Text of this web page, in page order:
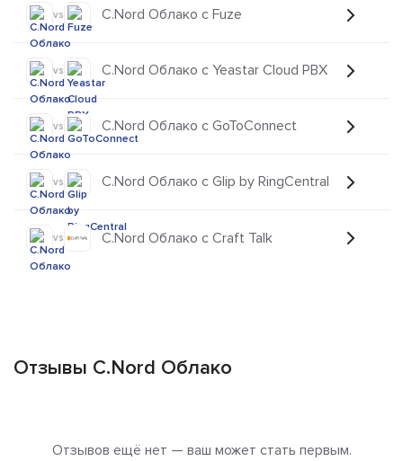
vs C.Nord Облако с Fuze
vs C.Nord Облако с Yeastar Cloud PBX
vs C.Nord Облако с GoToConnect
vs C.Nord Облако с Glip by RingCentral
vs C.Nord Облако с Craft Talk
Отзывы C.Nord Облако
Отзывов ещё нет — ваш может стать первым.